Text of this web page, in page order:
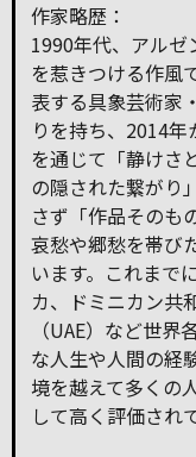
作家略歴：
1990年代、アルゼ
を惹きつける作風
表する具象芸術家
りを持ち、2014
を通じて「静けさ
の隠された繋がり
さず「作品そのも
哀愁や郷愁を帯び
います。これまで
カ、ドミニカン共
（UAE）など世
な人生や人間の経
境を越えて多くの
して高く評価され